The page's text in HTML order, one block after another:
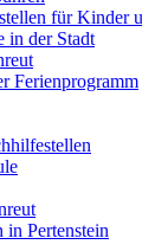
für Kinder
in der Stadt
Ferienprogramm
in Pertenstein